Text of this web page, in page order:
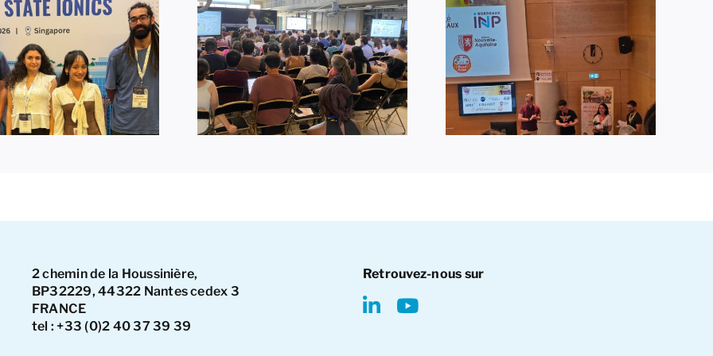
Themosia 2026 à
Nantes
Prix de la meilleure
présentation orale
pour Hajar Echate
Vers des systèmes
de batteries plus
sûrs, plus durables
et plus performants
2 chemin de la Houssinière,
BP32229, 44322 Nantes cedex 3
FRANCE
tel : +33 (0)2 40 37 39 39
Retrouvez-nous sur